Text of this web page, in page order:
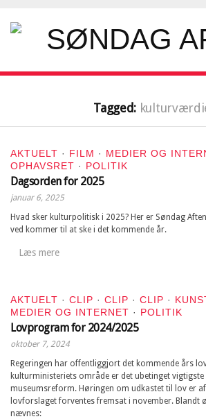
Tagged:
AKTUELT · FILM · MEDIER OG
OPHAVSRET · POLITIK
Dagsorden for 2025
januar 6, 2025
Hvad sker kulturpolitisk i 2025? Her er Søndag
ved kommer til at ske i det kommende år.
Læs mere
AKTUELT · CLIP · CLIP · CLIP ·
MEDIER OG INTERNET · POLITIK
Lovprogram for 2024/2025
oktober 7, 2024
Regeringen har offentliggjort det kommende års
kulturministeriets område er det ubetinget
museumsreform. Høringen om udkastet til lov er
lovforslaget forventes fremsat i november. Blandt
nævnes: